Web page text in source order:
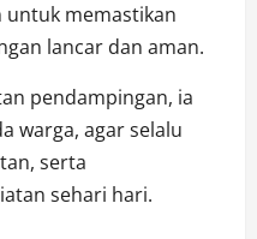
untuk memastikan
lancar dan aman.
pendampingan, ia
warga, agar selalu
serta
sehari hari.